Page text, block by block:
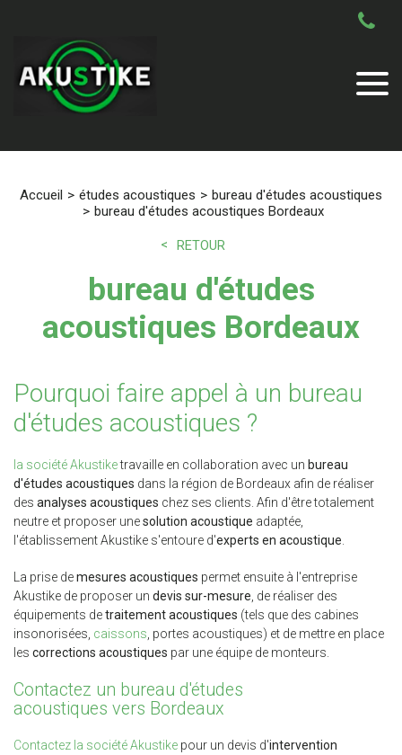
Accueil études acoustiques
bureau d'études acoustiques
bureau d'études acoustiques Bordeaux
RETOUR
bureau d'études
acoustiques Bordeaux
Pourquoi faire appel à un bureau
d'études acoustiques ?
la société Akustiketravaille en collaboration avec un bureau
d'études acoustiques dans la région de Bordeaux afin de réaliser
des analyses acoustiques chez ses clients. Afin d'être totalement
neutre et proposer unesolution acoustique adaptée,
l'établissement Akustike s'entoure d'experts en acoustique
La prise demesures acoustiques permet ensuite à l'entreprise
Akustike de proposer un devis sur-mesure , de réaliser des
équipements detraitement acoustiques (tels que des cabines
insonorisées, caissons , portes acoustiques) et de mettre en place
les corrections acoustiques par une équipe de monteurs.
Contactez un bureau d'études
acoustiques vers Bordeaux
Contactez la société Akustike pour un devis d'intervention